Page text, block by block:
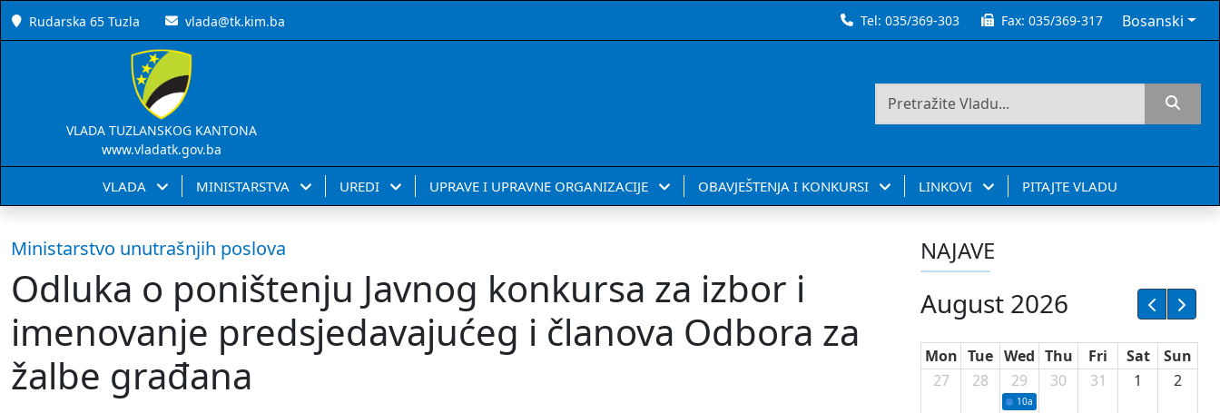
Rudarska 65 Tuzla vlada@tk.kim.ba Tel:035/369-303 Fax:035/369-317 Bosanski
VLADA TUZLANSKOG KANTONA
www.vladatk.gov.ba
VLADA MINISTARSTVA UREDI UPRAVE I UPRAVNE ORGANIZACIJE OBAVJEŠTENJA I KONKURSI LINKOVI PITAJTE VLADU
Ministarstvo unutrašnjih poslova
Odluka o poništenju Javnog konkursa za izbor i
imenovanje predsjedavajućeg i članova Odbora za
žalbe građana
NAJAVE
August 2026
Mon Tue Wed Thu Fri Sat
Sun
27
28 29
10a Potpisivanje ugovora sa neprofitnim
30 31 1 2